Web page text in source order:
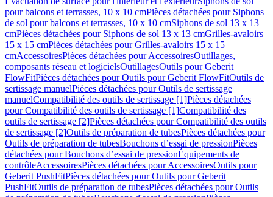
pour balcons et terrasses, 10 x 10 cmPièces détachées pour Siphons
de sol pour balcons et terrasses, 10 x 10 cmSiphons de sol 13 x 13
cmPièces détachées pour Siphons de sol 13 x 13 cmGrilles-avaloirs
15 x 15 cmPièces détachées pour Grilles-avaloirs 15 x 15
cmAccessoiresPièces détachées pour AccessoiresOutillages,
composants réseau et logicielsOutillagesOutils pour Geberit
FlowFitPièces détachées pour Outils pour Geberit FlowFitOutils de
sertissage manuelPièces détachées pour Outils de sertissage
manuelCompatibilité des outils de sertissage [1]Pièces détachées
pour Compatibilité des outils de sertissage [1]Compatibilité des
outils de sertissage [2]Pièces détachées pour Compatibilité des outils
de sertissage [2]Outils de préparation de tubesPièces détachées pour
Outils de préparation de tubesBouchons d’essai de pressionPièces
détachées pour Bouchons d’essai de pressionÉquipements de
contrôleAccessoiresPièces détachées pour AccessoiresOutils pour
Geberit PushFitPièces détachées pour Outils pour Geberit
PushFitOutils de préparation de tubesPièces détachées pour Outils